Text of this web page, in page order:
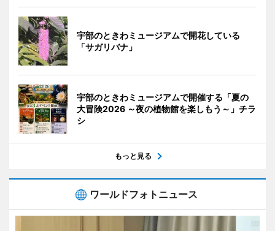
宇部のときわミュージアムで開花している
「サガリバナ」
宇部のときわミュージアムで開催する「夏の
大冒険2026 ～夜の植物館を楽しもう～」チラ
シ
もっと見る
ワールドフォトニュース